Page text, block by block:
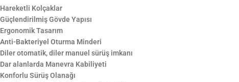
Hareketli Kolçaklar
Güçlendirilmiş Gövde Yapısı
Ergonomik Tasarım
Anti-Bakteriyel Oturma Minderi
Diler otomatik, diler manuel sürüş imkanı
Dar alanlarda Manevra Kabiliyeti
Konforlu Sürüş Olanağı